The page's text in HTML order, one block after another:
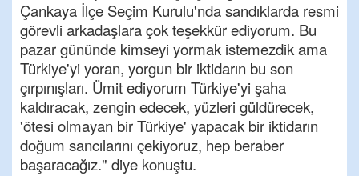
Çankaya İlçe Seçim Kurulu'nda sandıklarda resmi
görevli arkadaşlara çok teşekkür ediyorum. Bu
pazar gününde kimseyi yormak istemezdik ama
Türkiye'yi yoran, yorgun bir iktidarın bu son
çırpınışları. Ümit ediyorum Türkiye'yi şaha
kaldıracak, zengin edecek, yüzleri güldürecek,
'ötesi olmayan bir Türkiye' yapacak bir iktidarın
doğum sancılarını çekiyoruz, hep beraber
başaracağız." diye konuştu.